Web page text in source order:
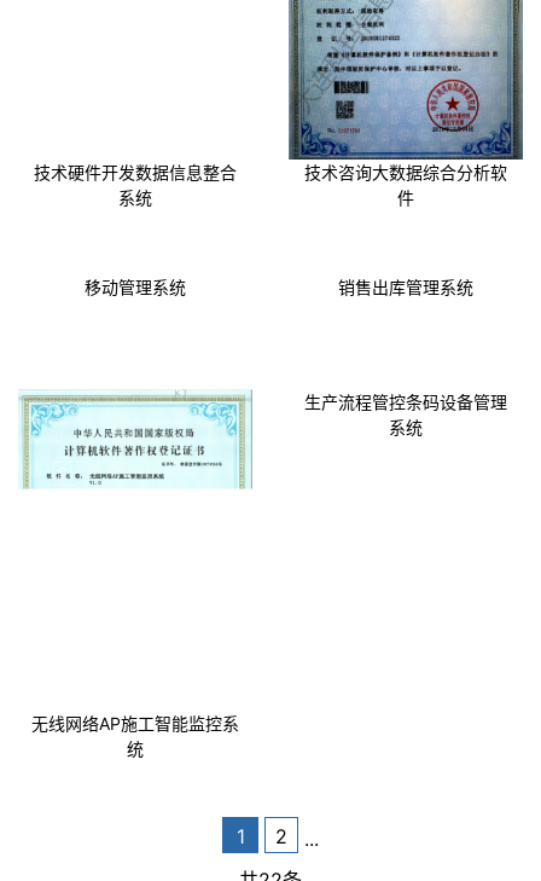
技术硬件开发数据信息整合
系统
技术咨询大数据综合分析软
件
移动管理系统 销售出库管理系统
无线网络AP施工智能监控系
统
生产流程管控条码设备管理
系统
1 2
...